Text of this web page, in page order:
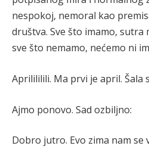
nespokoj, nemoral kao
društva. Sve što imamo, sutra
sve što nemamo, nećemo ni
Aprilililili. Ma prvi je april. Šala
Ajmo ponovo. Sad ozbiljno:
Dobro jutro. Evo zima nam se